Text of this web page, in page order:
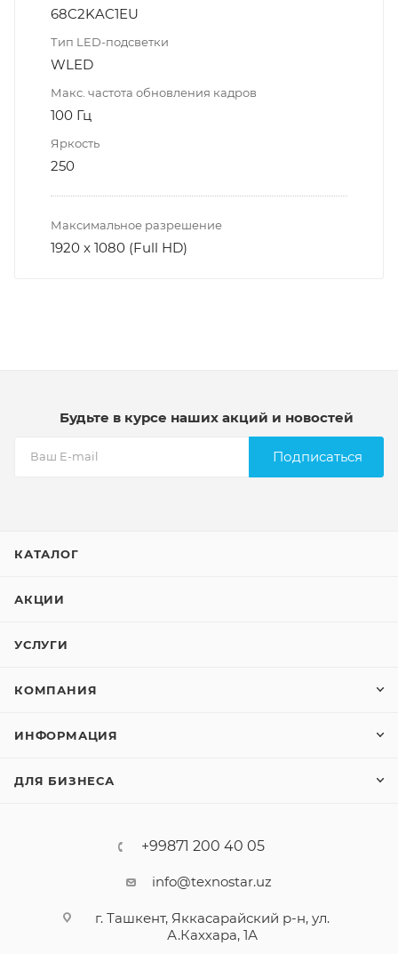
68C2KAC1EU
Тип LED-подсветки
WLED
Макс. частота обновления кадров
100 Гц
Яркость
250
Максимальное разрешение
1920 x 1080 (Full HD)
Будьте в курсе наших акций и новостей
Подписаться
КАТАЛОГ
АКЦИИ
УСЛУГИ
КОМПАНИЯ
ИНФОРМАЦИЯ
ДЛЯ БИЗНЕСА
+99871 200 40 05
info@texnostar.uz
г. Ташкент, Яккасарайский р-н, ул.
А.Каххара, 1А